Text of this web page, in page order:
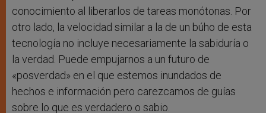
conocimiento al liberarlos de tareas monótonas. Por
otro lado, la velocidad similar a la de un búho de esta
tecnología no incluye necesariamente la sabiduría o
la verdad. Puede empujarnos a un futuro de
«posverdad» en el que estemos inundados de
hechos e información pero carezcamos de guías
sobre lo que es verdadero o sabio.